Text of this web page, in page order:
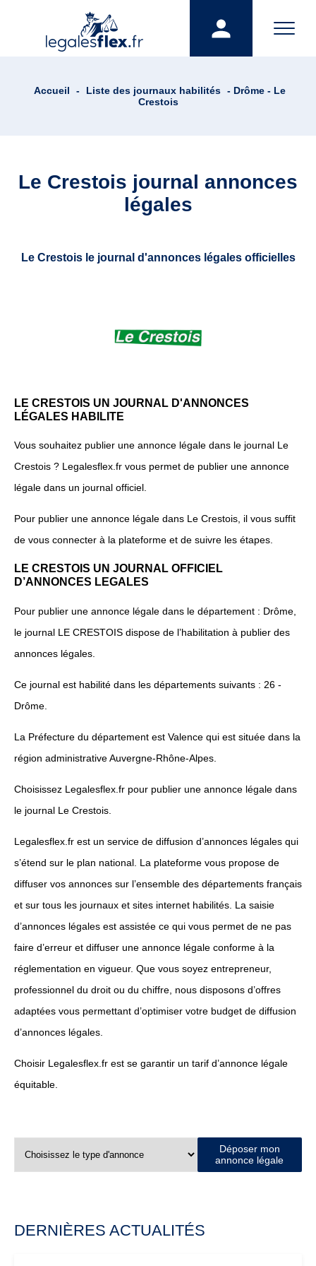
Accueil - Liste des journaux habilités - Drôme - Le
Crestois
Le Crestois journal annonces
légales
Le Crestois le journal d'annonces légales officielles
LE CRESTOIS UN JOURNAL D'ANNONCES
LÉGALES HABILITE
Vous souhaitez publier une annonce légale dans le journal Le
Crestois ? Legalesflex.fr vous permet de publier une annonce
légale dans un journal officiel.
Pour publier une annonce légale dans Le Crestois, il vous suffit
de vous connecter à la plateforme et de suivre les étapes.
LE CRESTOIS UN JOURNAL OFFICIEL
D’ANNONCES LEGALES
Pour publier une annonce légale dans le département : Drôme,
le journal LE CRESTOIS dispose de l’habilitation à publier des
annonces légales.
Ce journal est habilité dans les départements suivants : 26 -
Drôme.
La Préfecture du département est Valence qui est située dans la
région administrative Auvergne-Rhône-Alpes.
Choisissez Legalesflex.fr pour publier une annonce légale dans
le journal Le Crestois.
Legalesflex.fr est un service de diffusion d’annonces légales qui
s’étend sur le plan national. La plateforme vous propose de
diffuser vos annonces sur l’ensemble des départements français
et sur tous les journaux et sites internet habilités. La saisie
d’annonces légales est assistée ce qui vous permet de ne pas
faire d’erreur et diffuser une annonce légale conforme à la
réglementation en vigueur. Que vous soyez entrepreneur,
professionnel du droit ou du chiffre, nous disposons d’offres
adaptées vous permettant d’optimiser votre budget de diffusion
d’annonces légales.
Choisir Legalesflex.fr est se garantir un tarif d’annonce légale
équitable.
Déposer mon
annonce légale
DERNIÈRES ACTUALITÉS